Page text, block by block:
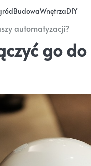
BudowaWnętrzaDIY
automatyzacji?
go